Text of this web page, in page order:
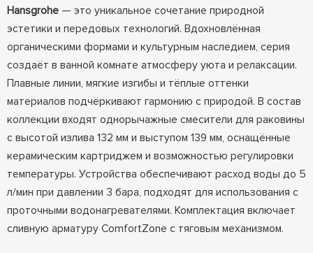
Hansgrohe— это уникальное сочетание природной
эстетики и передовых технологий. Вдохновлённая
органическими формами и культурным наследием, серия
создаёт в ванной комнате атмосферу уюта и релаксации.
Плавные линии, мягкие изгибы и тёплые оттенки
материалов подчёркивают гармонию с природой. В состав
коллекции входят однорычажные смесители для раковины
с высотой излива 132 мм и выступом 139 мм, оснащённые
керамическим картриджем и возможностью регулировки
температуры. Устройства обеспечивают расход воды до 5
л/мин при давлении 3 бара, подходят для использования с
проточными водонагревателями. Комплектация включает
сливную арматуру ComfortZone с тяговым механизмом.